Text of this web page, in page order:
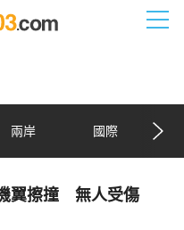
兩岸 國際
翼擦撞 無人受傷